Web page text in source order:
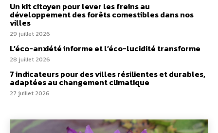
Un kit citoyen pour lever les freins au
développement des forêts comestibles dans nos
villes
29 juillet 2026
L’éco-anxiété informe et l’éco-lucidité transforme
28 juillet 2026
7 indicateurs pour des villes résilientes et durables,
adaptées au changement climatique
27 juillet 2026